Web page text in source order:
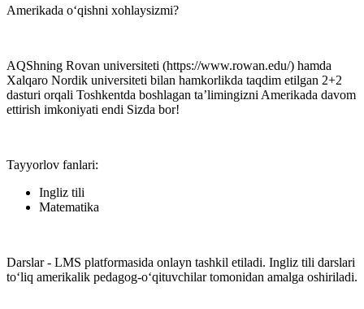
Amerikada o‘qishni xohlaysizmi?
AQShning Rovan universiteti (https://www.rowan.edu/) hamda
Xalqaro Nordik universiteti bilan hamkorlikda taqdim etilgan 2+2
dasturi orqali Toshkentda boshlagan ta’limingizni Amerikada davom
ettirish imkoniyati endi Sizda bor!
Tayyorlov fanlari:
Ingliz tili
Matematika
Darslar - LMS platformasida onlayn tashkil etiladi. Ingliz tili darslari
to‘liq amerikalik pedagog-o‘qituvchilar tomonidan amalga oshiriladi.